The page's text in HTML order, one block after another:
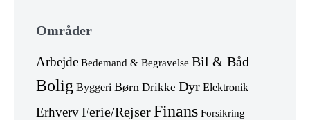
Områder
Arbejde Bedemand & Begravelse Bil & Båd
Bolig Byggeri Børn Drikke Dyr Elektronik
ErhvervFerie/RejserFinans Forsikring